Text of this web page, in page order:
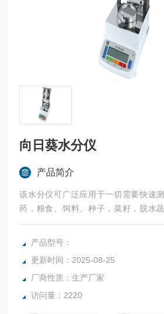
向日葵水分仪
产品简介
该水分仪可广泛应用于一切需要快速
药，粮食、饲料、种子，菜籽，脱水
叶，食品、肉类以及纺织，农林、造纸
行业中的实验室与生产过程中。
产品型号：
更新时间：2025-08-25
厂商性质：生产厂家
访问量：2220